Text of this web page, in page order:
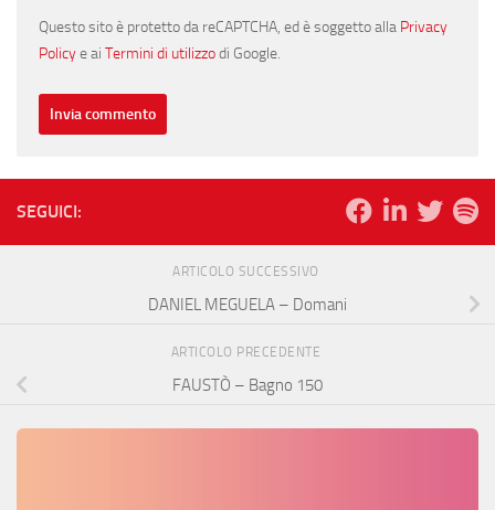
Questo sito è protetto da reCAPTCHA, ed è soggetto alla Privacy
Policye ai Termini di utilizzodi Google.
SEGUICI:
ARTICOLO SUCCESSIVO
DANIEL MEGUELA – Domani
ARTICOLO PRECEDENTE
FAUSTÒ – Bagno 150